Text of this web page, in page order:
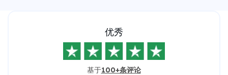
优秀
基于100+条评论